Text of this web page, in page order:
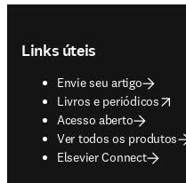
Links úteis
Envie seu artigo
Livros e periódicos
opens in new tab/window
Acesso aberto
Ver todos os produtos
Elsevier Connect